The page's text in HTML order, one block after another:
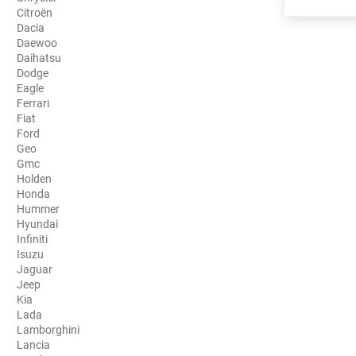
Porsche
Renault
Seat
Skoda
Tesla
Toyota
Volkswagen
Acura
Aixam
Alfa Romeo
Alpine
Citroën
Dacia
Daewoo
Daihatsu
Dodge
Eagle
Ferrari
Fiat
Ford
Geo
Gmc
Holden
Honda
Hummer
Hyundai
Infiniti
Isuzu
Jaguar
Jeep
Kia
Lada
Lamborghini
Lancia